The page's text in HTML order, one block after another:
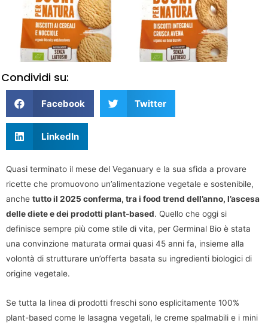
Condividi su:
Facebook Twitter
LinkedIn
Quasi terminato il mese del Veganuary e la sua sfida a provare
ricette che promuovono un’alimentazione vegetale e sostenibile,
anche tutto il 2025 conferma, tra i food trend dell’anno, l’ascesa
delle diete e dei prodotti plant-based. Quello che oggi si
definisce sempre più come stile di vita, per Germinal Bio è stata
una convinzione maturata ormai quasi 45 anni fa, insieme alla
volontà di strutturare un’offerta basata su ingredienti biologici di
origine vegetale.
Se tutta la linea di prodotti freschi sono esplicitamente 100%
plant-based come le lasagna vegetali, le creme spalmabili e i mini